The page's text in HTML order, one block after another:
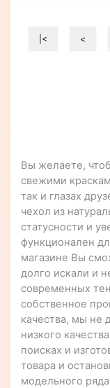
|< <
Вы желаете,
свежими
так и глазах
чехол из
статусности и
функционален
магазине Вы
долго искали и
современных
собственное
качества, мы не
низкого
поисках и
товара и
модельного